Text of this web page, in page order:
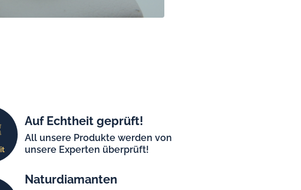
Auf Echtheit geprüft!
All unsere Produkte werden von
unsere Experten überprüft!
Naturdiamanten